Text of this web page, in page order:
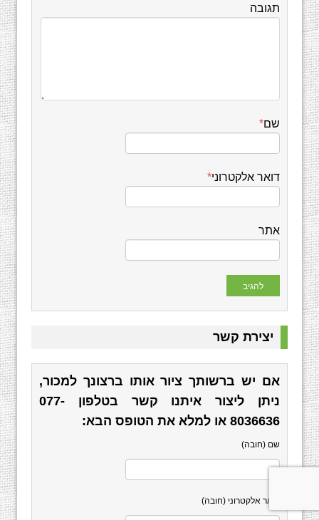
תגובה
שם*
דואר אלקטרוני*
אתר
יצירת קשר
אם יש ברשותך ציור אותו ברצונך למכור,
ניתן ליצור איתנו קשר בטלפון 077-
8036636 או למלא את הטופס הבא:
שם (חובה)
דואר אלקטרוני (חובה)